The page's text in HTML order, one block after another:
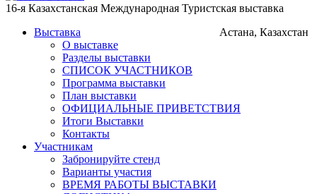
16-я Казахстанская Международная Туристская выставка
Астана, Казахстан
Выставка
О выставке
Разделы выставки
СПИСОК УЧАСТНИКОВ
Программа выставки
План выставки
ОФИЦИАЛЬНЫЕ ПРИВЕТСТВИЯ
Итоги Выставки
Контакты
Участникам
Забронируйте стенд
Варианты участия
ВРЕМЯ РАБОТЫ ВЫСТАВКИ